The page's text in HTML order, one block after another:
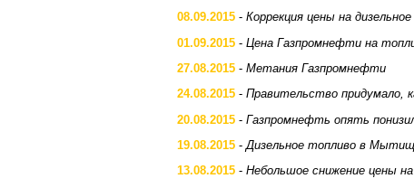
08.09.2015 - Коррекция цены на
01.09.2015 - Цена Газпромнефти на
27.08.2015 - Метания Газпромнефти
24.08.2015 - Правительство придумало,
20.08.2015 - Газпромнефть опять
19.08.2015 - Дизельное топливо в
13.08.2015 - Небольшое снижение цены